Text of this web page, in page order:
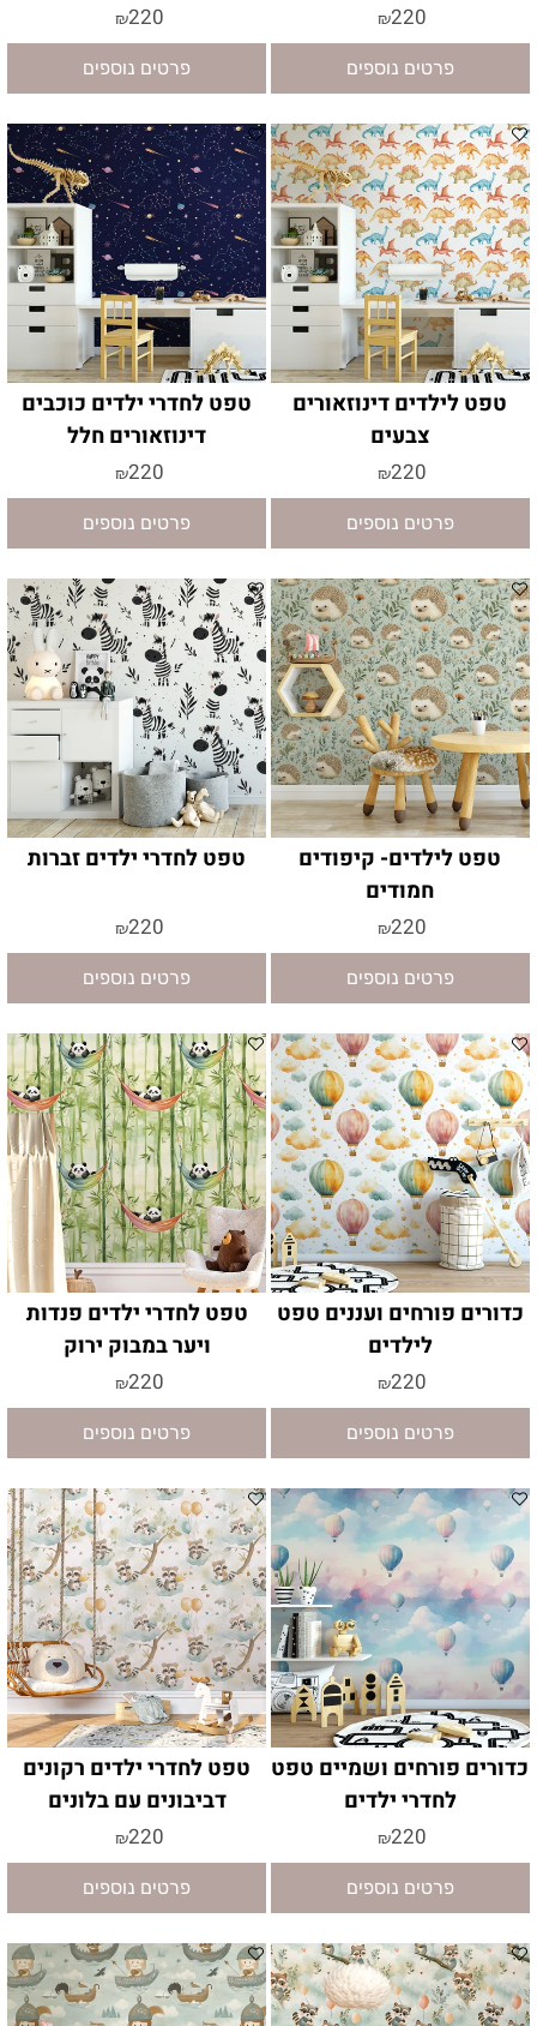
₪220
פרטים נוספים
₪220
פרטים נוספים
טפט לילדים דינוזאורים
צבעים
₪220
פרטים נוספים
טפט לחדרי ילדים כוכבים
דינוזאורים חלל
₪220
פרטים נוספים
טפט לילדים- קיפודים
חמודים
₪220
פרטים נוספים
טפט לחדרי ילדים זברות
₪220
פרטים נוספים
כדורים פורחים ועננים טפט
לילדים
₪220
פרטים נוספים
טפט לחדרי ילדים פנדות
ויער במבוק ירוק
₪220
פרטים נוספים
כדורים פורחים ושמיים טפט
לחדרי ילדים
₪220
פרטים נוספים
טפט לחדרי ילדים רקונים
דביבונים עם בלונים
₪220
פרטים נוספים